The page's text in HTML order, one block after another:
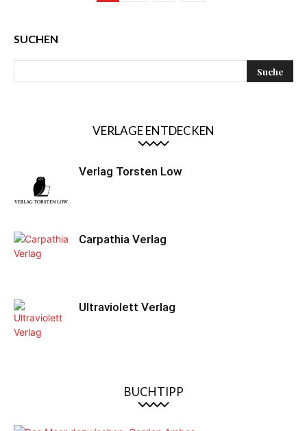
SUCHEN
VERLAGE ENTDECKEN
Verlag Torsten Low
Carpathia Verlag
Ultraviolett Verlag
BUCHTIPP